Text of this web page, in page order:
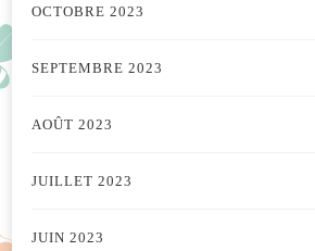
OCTOBRE 2023
SEPTEMBRE 2023
AOÛT 2023
JUILLET 2023
JUIN 2023